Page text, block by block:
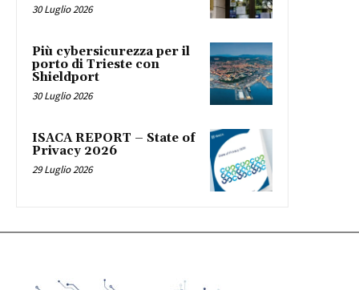
30 Luglio 2026
Più cybersicurezza per il
porto di Trieste con
Shieldport
30 Luglio 2026
ISACA REPORT – State of
Privacy 2026
29 Luglio 2026